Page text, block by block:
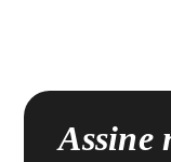
Assine